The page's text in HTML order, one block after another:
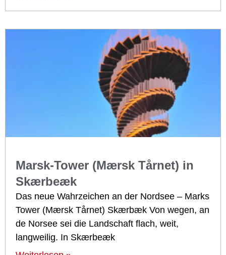
Marsk-Tower (Mærsk Tårnet) in
Skærbeæk
Das neue Wahrzeichen an der Nordsee – Marks
Tower (Mærsk Tårnet) Skærbæk Von wegen, an
de Norsee sei die Landschaft flach, weit,
langweilig. In Skærbeæk